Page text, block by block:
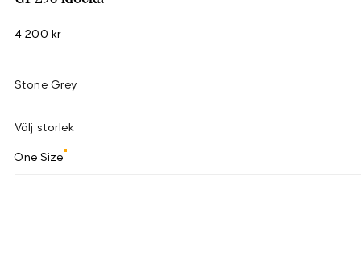
4 200 kr
Stone Grey
Välj storlek
One Size